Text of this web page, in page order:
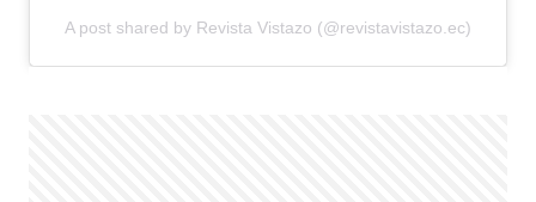
A post shared by Revista Vistazo (@revistavistazo.ec)